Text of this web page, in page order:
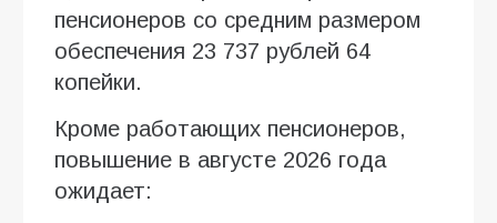
пенсионеров со средним размером
обеспечения 23 737 рублей 64
копейки.
Кроме работающих пенсионеров,
повышение в августе 2026 года
ожидает: